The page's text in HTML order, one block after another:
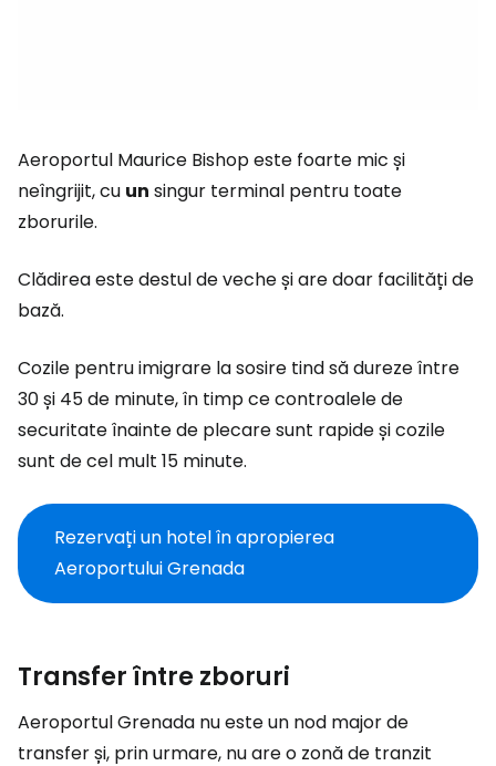
Aeroportul Maurice Bishop este foarte mic și
neîngrijit, cu un singur terminal pentru toate
zborurile.
Clădirea este destul de veche și are doar facilități de
bază.
Cozile pentru imigrare la sosire tind să dureze între
30 și 45 de minute, în timp ce controalele de
securitate înainte de plecare sunt rapide și cozile
sunt de cel mult 15 minute.
Rezervați un hotel în apropierea
Aeroportului Grenada
Transfer între zboruri
Aeroportul Grenada nu este un nod major de
transfer și, prin urmare, nu are o zonă de tranzit